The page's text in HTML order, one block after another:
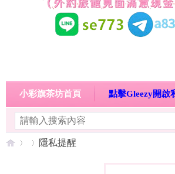
小彩旗茶坊首頁 點擊Gleezy開啟
明碼標價特惠專區
隱私提醒